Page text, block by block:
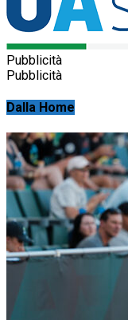
Pubblicità
Pubblicità
Dalla Home